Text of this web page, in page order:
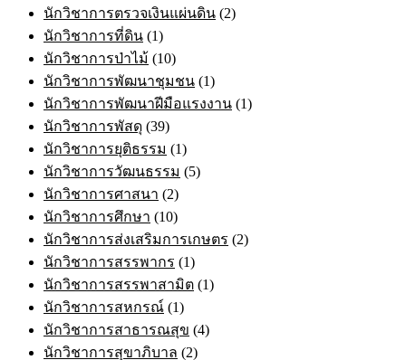
นักวิชาการตรวจเงินแผ่นดิน (2)
นักวิชาการที่ดิน (1)
นักวิชาการป่าไม้ (10)
นักวิชาการพัฒนาชุมชน (1)
นักวิชาการพัฒนาฝีมือแรงงาน (1)
นักวิชาการพัสดุ (39)
นักวิชาการยุติธรรม (1)
นักวิชาการวัฒนธรรม (5)
นักวิชาการศาสนา (2)
นักวิชาการศึกษา (10)
นักวิชาการส่งเสริมการเกษตร (2)
นักวิชาการสรรพากร (1)
นักวิชาการสรรพาสามิต (1)
นักวิชาการสหกรณ์ (1)
นักวิชาการสาธารณสุข (4)
นักวิชาการสุขาภิบาล (2)